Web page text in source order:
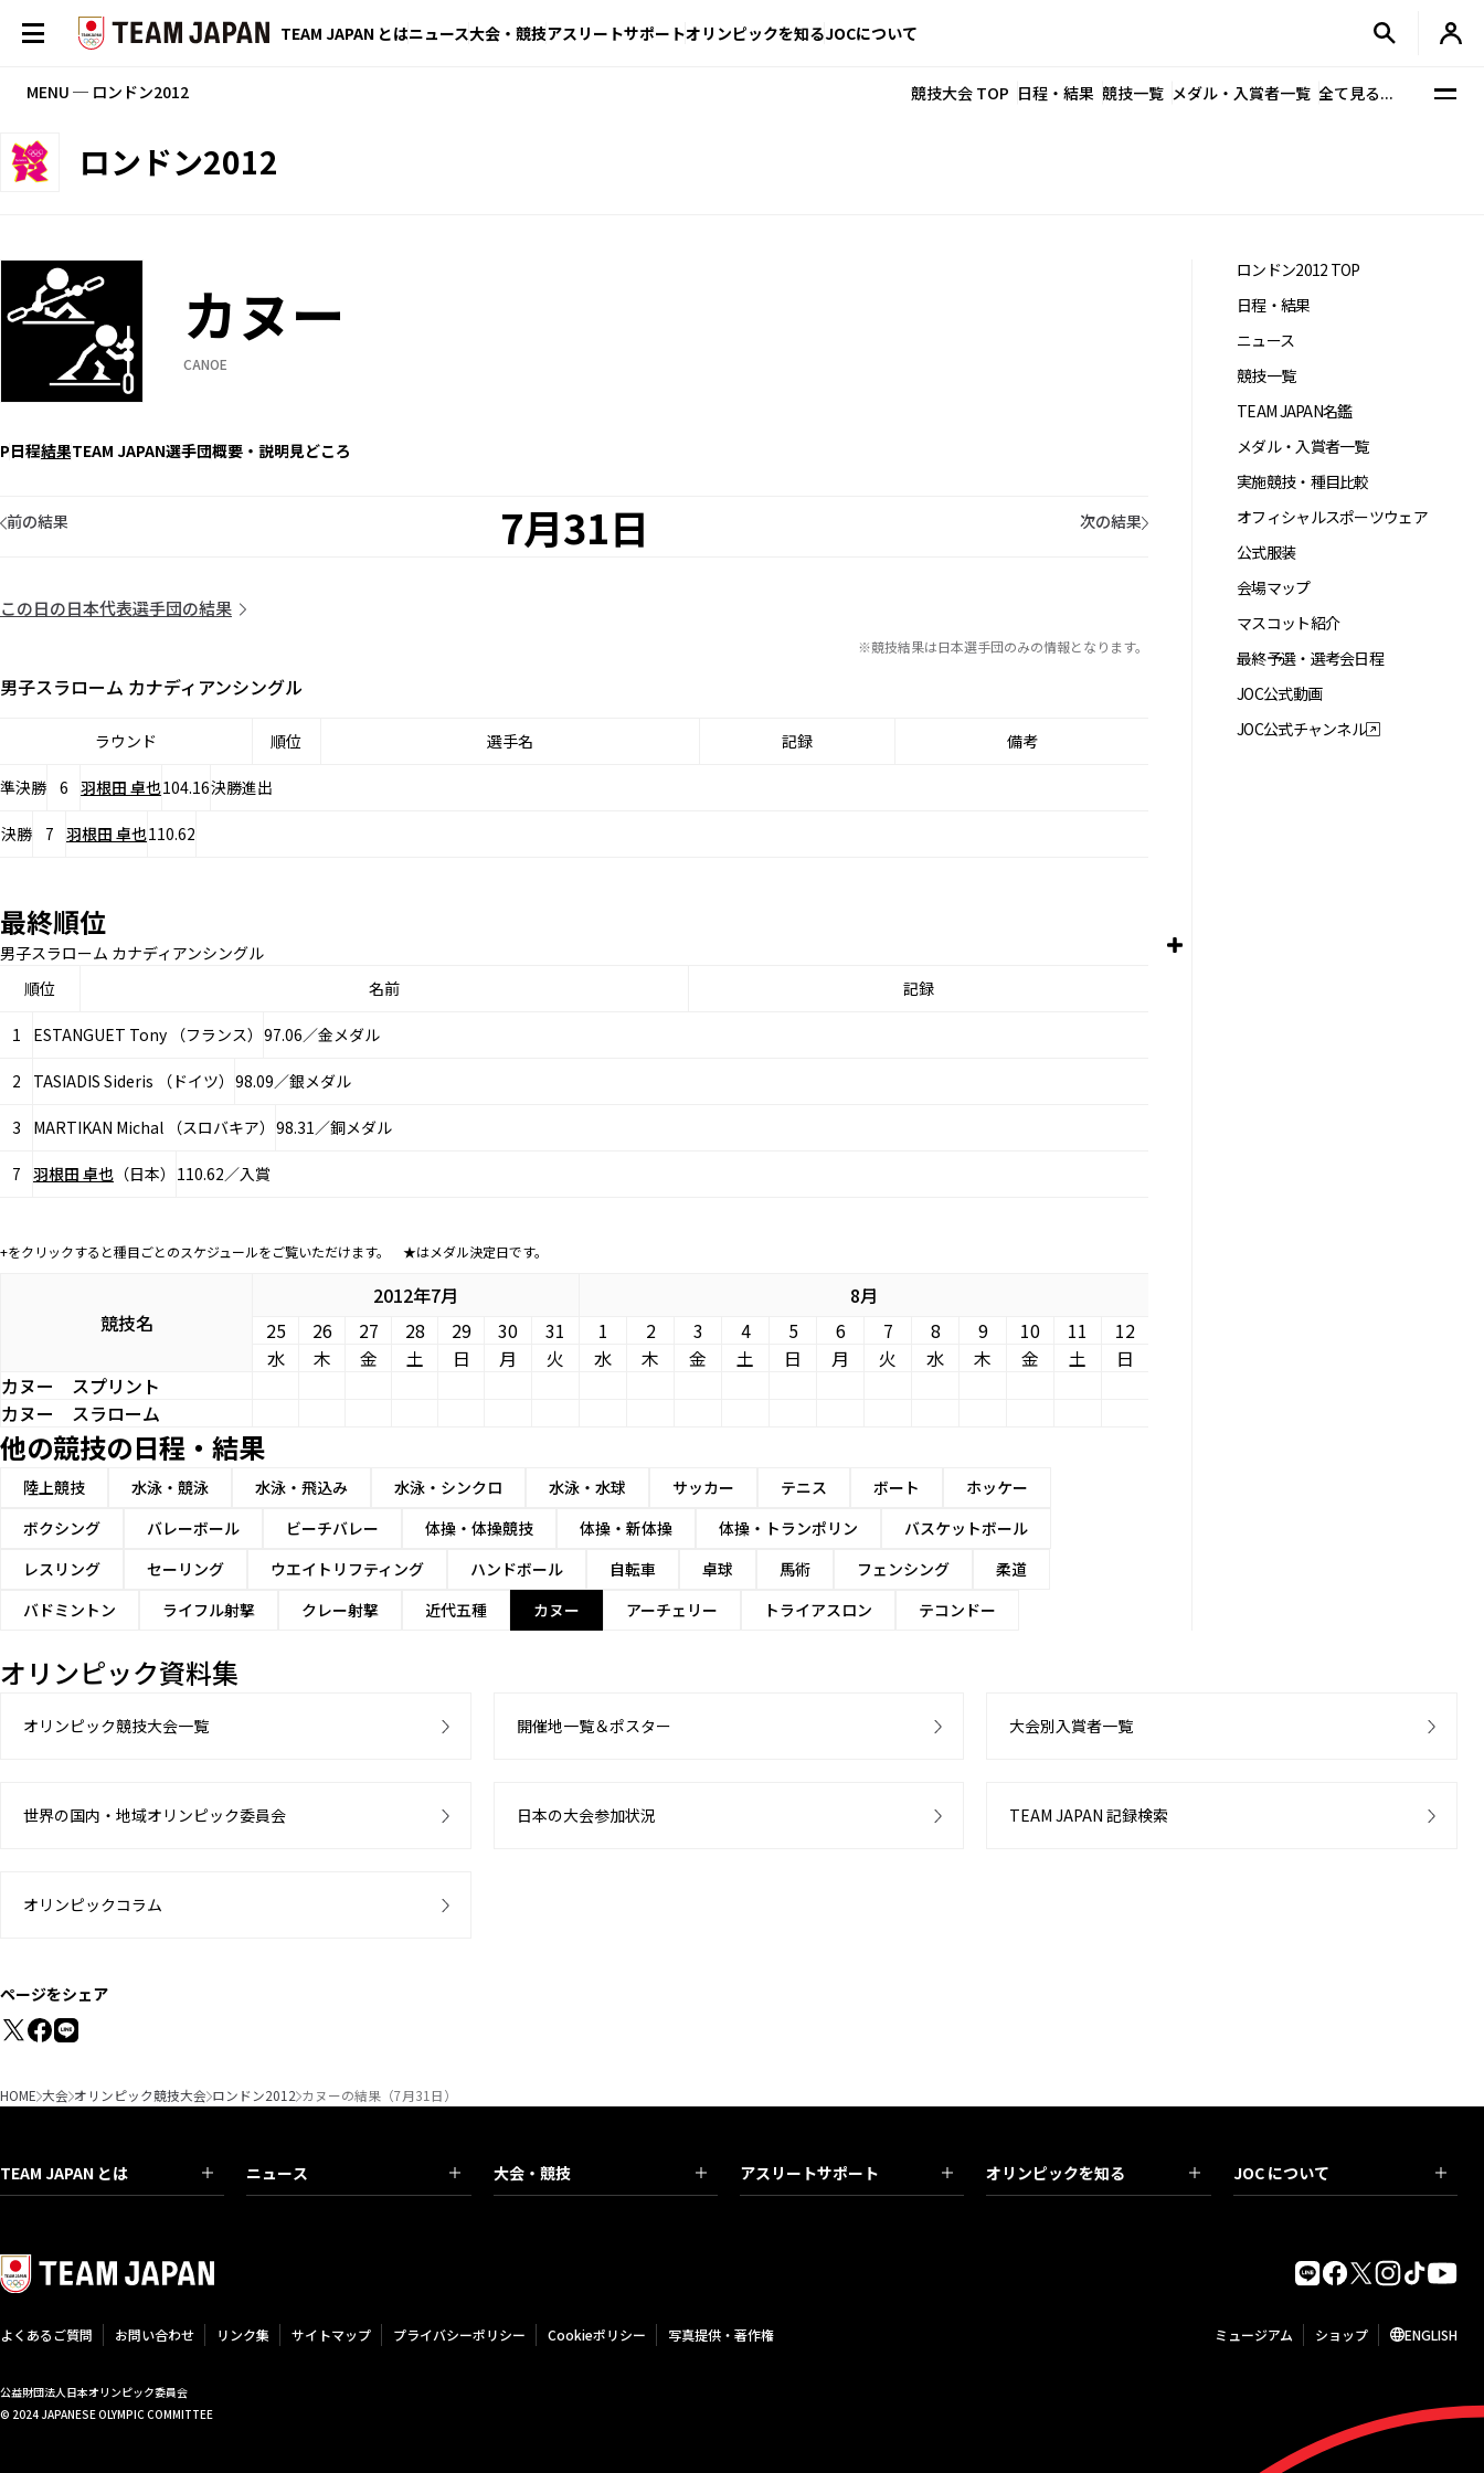
TEAM JAPAN とはニュース大会・競技アスリートサポートオリンピックを知るJOCについて
MENU ─ ロンドン2012 競技大会 TOP 日程・結果 競技一覧 メダル・入賞者一覧 全て見る...
ロンドン2012
カヌー
CANOE
日程結果TEAM JAPAN選手団概要・説明見どころ
7月31日
前の結果 次の結果
この日の日本代表選手団の結果
※競技結果は日本選手団のみの情報となります。
男子スラローム カナディアンシングル
ラウンド 順位 選手名 記録 備考
準決勝 6 羽根田 卓也104.16決勝進出
決勝 7 羽根田 卓也110.62
最終順位
男子スラローム カナディアンシングル
順位
名前 記録
1 ESTANGUET Tony （フランス） 97.06／金メダル
2 TASIADIS Sideris （ドイツ） 98.09／銀メダル
3 MARTIKAN Michal （スロバキア） 98.31／銅メダル
7 羽根田 卓也 （日本） 110.62／入賞
+をクリックすると種目ごとのスケジュールをご覧いただけます。 ★はメダル決定日です。
競技名
2012年7月
8月
25
26 27 28 29 30 31 1 2 3 4 5 6 7 8 9 10 11
12
水
木 金 土 日 月 火 水 木 金 土 日 月 火 水 木 金 土
日
カヌー スプリント
カヌー スラローム
他の競技の日程・結果
陸上競技 水泳・競泳 水泳・飛込み 水泳・シンクロ 水泳・水球 サッカー テニス ボート
ホッケー
ボクシング
バレーボール ビーチバレー 体操・体操競技 体操・新体操 体操・トランポリン
バスケットボール
レスリング
セーリング ウエイトリフティング ハンドボール 自転車 卓球 馬術 フェンシング
柔道
バドミントン
ライフル射撃 クレー射撃 近代五種 カヌー アーチェリー トライアスロン テコンドー
ロンドン2012 TOP
日程・結果
ニュース
競技一覧
TEAM JAPAN名鑑
メダル・入賞者一覧
実施競技・種目比較
オフィシャルスポーツウェア
公式服装
会場マップ
マスコット紹介
最終予選・選考会日程
JOC公式動画
JOC公式チャンネル
オリンピック資料集
オリンピック競技大会一覧 開催地一覧＆ポスター 大会別入賞者一覧
世界の国内・地域オリンピック委員会 日本の大会参加状況 TEAM JAPAN 記録検索
オリンピックコラム
ページをシェア
HOME 大会 オリンピック競技大会 ロンドン2012 カヌーの結果（7月31日）
TEAM JAPAN とは ニュース 大会・競技 アスリートサポート オリンピックを知る JOC について
よくあるご質問 お問い合わせ リンク集 サイトマップ プライバシーポリシー Cookieポリシー 写真提供・著作権 ミュージアム ショップ ENGLISH
公益財団法人日本オリンピック委員会
© 2024 JAPANESE OLYMPIC COMMITTEE